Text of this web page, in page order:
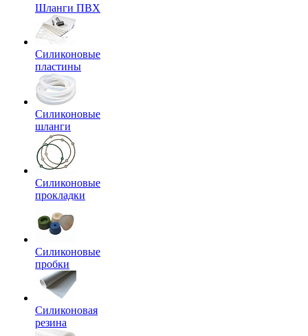
Шланги ПВХ
Силиконовые
пластины
Силиконовые
шланги
Силиконовые
прокладки
Силиконовые
пробки
Силиконовая
резина